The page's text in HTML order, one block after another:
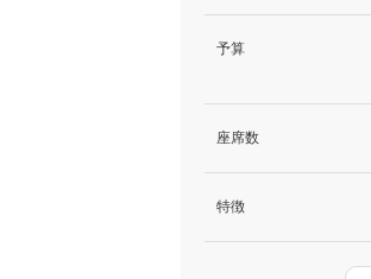
予算
座席数
特徴